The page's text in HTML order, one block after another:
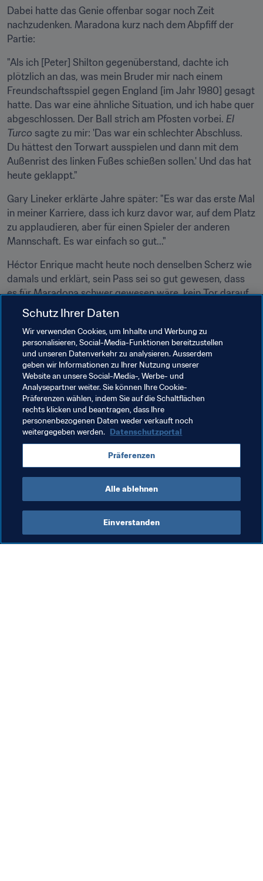
Dabei hatte das Genie offenbar sogar noch Zeit
nachzudenken. Maradona kurz nach dem Abpfiff der
Partie:
"Als ich [Peter] Shilton gegenüberstand, dachte ich
plötzlich an das, was mein Bruder mir nach einem
Freundschaftsspiel gegen England [im Jahr 1980] gesagt
hatte. Das war eine ähnliche Situation, und ich habe quer
abgeschlossen. Der Ball strich am Pfosten vorbei. El
Turco sagte zu mir: 'Das war ein schlechter Abschluss.
Du hättest den Torwart ausspielen und dann mit dem
Außenrist des linken Fußes schießen sollen.' Und das hat
heute geklappt."
Gary Lineker erklärte Jahre später: "Es war das erste Mal
in meiner Karriere, dass ich kurz davor war, auf dem Platz
zu applaudieren, aber für einen Spieler der anderen
Mannschaft. Es war einfach so gut..."
Héctor Enrique macht heute noch denselben Scherz wie
damals und erklärt, sein Pass sei so gut gewesen, dass
es für Maradona schwer gewesen wäre, kein Tor darauf
zu machen.
Argentinien setzte sich mit 2:1 durch und zog ins
Halbfinale ein. Eine Woche später feierten die Argentinier
ihren zweiten WM-Titel, wobei Jorge Valdano der
Ansicht war, Maradona habe ihn bereits gegen England
gewonnen: "An diesem Tag avancierte Maradona vom
Fussballer zum Nationalhelden."
Verwandte Themen
Argentina England
Schutz Ihrer Daten
Wir verwenden Cookies, um Inhalte und Werbung zu
personalisieren, Social-Media-Funktionen bereitzustellen
und unseren Datenverkehr zu analysieren. Ausserdem
geben wir Informationen zu Ihrer Nutzung unserer
Website an unsere Social-Media-, Werbe- und
Analysepartner weiter. Sie können Ihre Cookie-
Präferenzen wählen, indem Sie auf die Schaltflächen
rechts klicken und beantragen, dass Ihre
personenbezogenen Daten weder verkauft noch
weitergegeben werden. Datenschutzportal
Präferenzen
Alle ablehnen
Einverstanden